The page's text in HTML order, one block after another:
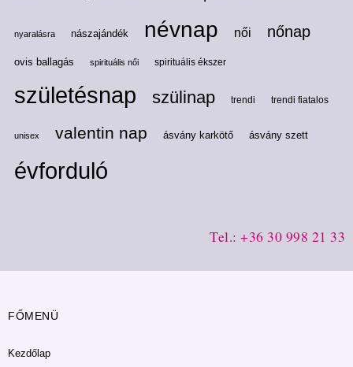
nyaralásra nászajándék névnap női nőnap
ovis ballagás spirituális női spirituális ékszer
születésnap szülinap trendi trendi fiatalos
unisex valentin nap ásvány karkötő ásvány szett
évforduló
Tel.: +36 30 998 21 33
FŐMENÜ
Kezdőlap